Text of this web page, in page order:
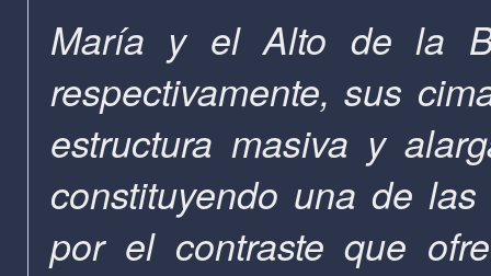
María y el Alto de la
respectivamente, sus
estructura masiva y
constituyendo una de
por el contraste que